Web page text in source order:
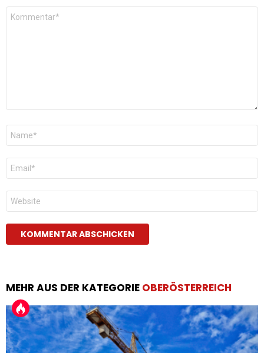
Kommentar
Name
E-
Mail
*
Website
MEHR AUS DER KATEGORIE OBERÖSTERREICH